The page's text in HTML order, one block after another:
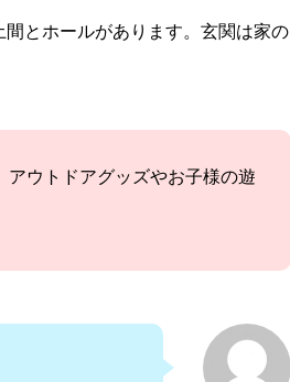
とホールがあります。玄関は家の
アウトドアグッズやお子様の遊